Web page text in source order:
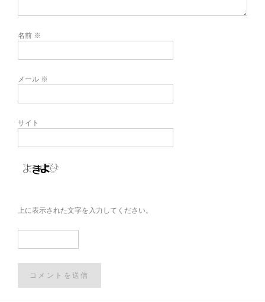
名前 ※
メール ※
サイト
上に表示された文字を入力してください。